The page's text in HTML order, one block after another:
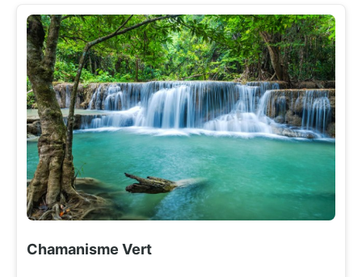
Chamanisme Vert